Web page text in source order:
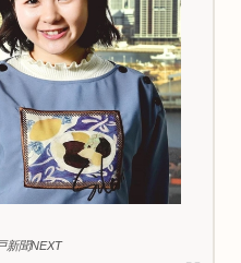
新聞NEXT